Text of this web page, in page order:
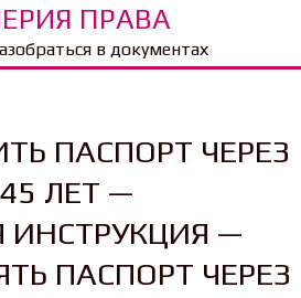
ПРАВА
в документах
ПАСПОРТ ЧЕРЕЗ
ЛЕТ —
—
ПАСПОРТ ЧЕРЕЗ